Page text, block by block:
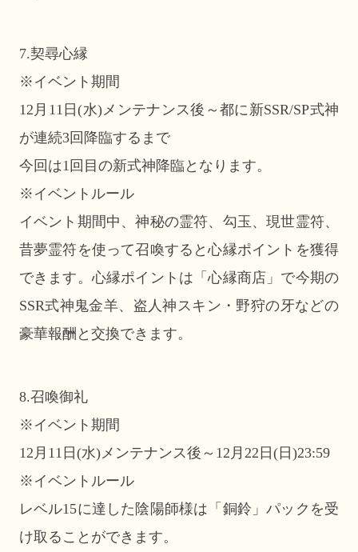
7.契尋心縁
※イベント期間
12月11日(水)メンテナンス後～都に新SSR/SP式神
が連続3回降臨するまで
今回は1回目の新式神降臨となります。
※イベントルール
イベント期間中、神秘の霊符、勾玉、現世霊符、
昔夢霊符を使って召喚すると心縁ポイントを獲得
できます。心縁ポイントは「心縁商店」で今期の
SSR式神鬼金羊、盗人神スキン・野狩の牙などの
豪華報酬と交換できます。
8.召喚御礼
※イベント期間
12月11日(水)メンテナンス後～12月22日(日)23:59
※イベントルール
レベル15に達した陰陽師様は「銅鈴」パックを受
け取ることができます。